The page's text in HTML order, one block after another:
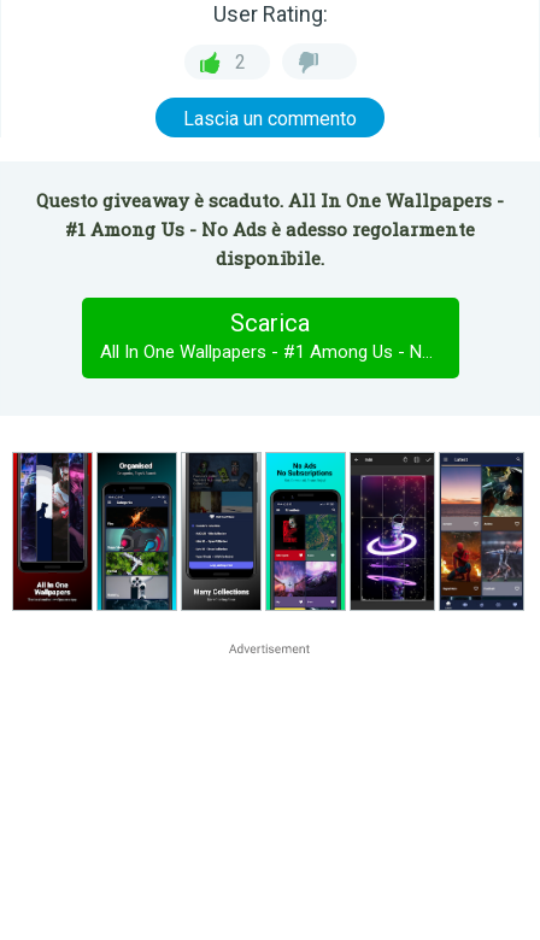
User Rating:
2
Lascia un commento
Questo giveaway è scaduto. All In One Wallpapers -
#1 Among Us - No Ads è adesso regolarmente
disponibile.
Scarica
All In One Wallpapers - #1 Among Us - No Ads